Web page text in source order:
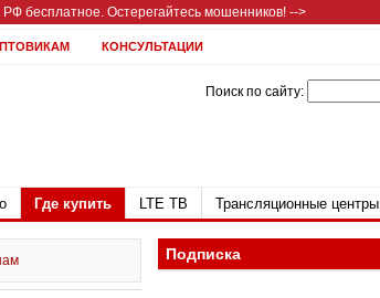
бесплатное. Остерегайтесь мошенников! -->
КОНСУЛЬТАЦИИ
Поиск по сайту:
Где купить LTE ТВ Трансляционные центры
Подписка